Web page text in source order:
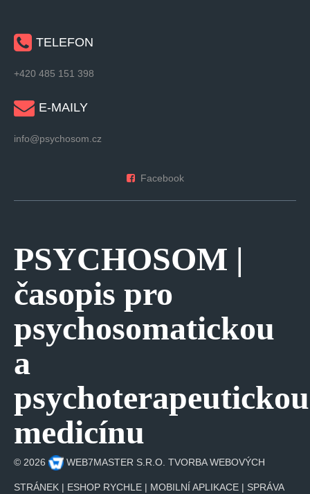
TELEFON
+420 485 151 398
E-MAILY
info@psychosom.cz
Facebook
PSYCHOSOM |
časopis pro
psychosomatickou
a
psychoterapeutickou
medicínu
© 2026 WEB7MASTER S.R.O. TVORBA WEBOVÝCH
STRÁNEK | ESHOP RYCHLE | MOBILNÍ APLIKACE | SPRÁVA